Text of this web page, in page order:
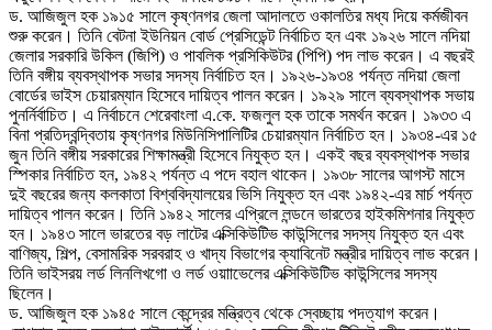
ড. আজিজুল হক ১৯১৫ সালে কৃষ্ণনগর জেলা আদালতে ওকালতির মধ্য দিয়ে কর্মজীবন
শুরু করেন। তিনি বেটনা ইউনিয়ন বোর্ড প্রেসিডেন্ট নির্বাচিত হন এবং ১৯২৬ সালে নদিয়া
জেলার সরকারি উকিল (জিপি) ও পাবলিক প্রসিকিউটর (পিপি) পদ লাভ করেন। এ বছরই
তিনি বঙ্গীয় ব্যবস্থাপক সভার সদস্য নির্বাচিত হন। ১৯২৬-১৯৩৪ পর্যন্ত নদিয়া জেলা
বোর্ডের ভাইস চেয়ারম্যান হিসেবে দায়িত্ব পালন করেন। ১৯২৯ সালে ব্যবস্থাপক সভায়
পুনর্নির্বাচিত। এ নির্বাচনে শেরেবাংলা এ.কে. ফজলুল হক তাকে সমর্থন করেন। ১৯৩৩ এ
বিনা প্রতিদ্বন্দ্বিতায় কৃষ্ণনগর মিউনিসিপালিটির চেয়ারম্যান নির্বাচিত হন। ১৯৩৪-এর ১৫
জুন তিনি বঙ্গীয় সরকারের শিক্ষামন্ত্রী হিসেবে নিযুক্ত হন। একই বছর ব্যবস্থাপক সভার
স্পিকার নির্বাচিত হন, ১৯৪২ পর্যন্ত এ পদে বহাল থাকেন। ১৯৩৮ সালের আগস্ট মাসে
দুই বছরের জন্য কলকাতা বিশ্ববিদ্যালয়ের ভিসি নিযুক্ত হন এবং ১৯৪২-এর মার্চ পর্যন্ত
দায়িত্ব পালন করেন। তিনি ১৯৪২ সালের এপ্রিলে লন্ডনে ভারতের হাইকমিশনার নিযুক্ত
হন। ১৯৪৩ সালে ভারতের বড় লাটের এক্সিকিউটিভ কাউন্সিলের সদস্য নিযুক্ত হন এবং
বাণিজ্য, শিল্প, বেসামরিক সরবরাহ ও খাদ্য বিভাগের ক্যাবিনেট মন্ত্রীর দায়িত্ব লাভ করেন।
তিনি ভাইসরয় লর্ড লিনলিখগো ও লর্ড ওয়াাভেলের এক্সিকিউটিভ কাউন্সিলের সদস্য
ছিলেন।
ড. আজিজুল হক ১৯৪৫ সালে কেন্দ্রের মন্ত্রিত্ব থেকে স্বেচ্ছায় পদত্যাগ করেন।